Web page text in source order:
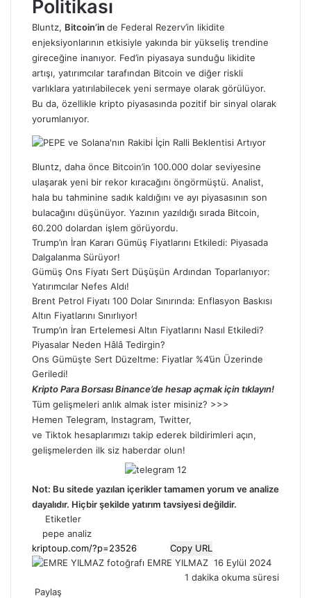
Politikası
Bluntz, Bitcoin’in de Federal Rezerv’in likidite
enjeksiyonlarının etkisiyle yakında bir yükseliş trendine
gireceğine inanıyor. Fed’in piyasaya sunduğu likidite
artışı, yatırımcılar tarafından Bitcoin ve diğer riskli
varlıklara yatırılabilecek yeni sermaye olarak görülüyor.
Bu da, özellikle kripto piyasasında pozitif bir sinyal olarak
yorumlanıyor.
Bluntz, daha önce Bitcoin’in 100.000 dolar seviyesine
ulaşarak yeni bir rekor kıracağını öngörmüştü. Analist,
hala bu tahminine sadık kaldığını ve ayı piyasasının son
bulacağını düşünüyor. Yazının yazıldığı sırada Bitcoin,
60.200 dolardan işlem görüyordu.
Trump’ın İran Kararı Gümüş Fiyatlarını Etkiledi: Piyasada
Dalgalanma Sürüyor!
Gümüş Ons Fiyatı Sert Düşüşün Ardından Toparlanıyor:
Yatırımcılar Nefes Aldı!
Brent Petrol Fiyatı 100 Dolar Sınırında: Enflasyon Baskısı
Altın Fiyatlarını Sınırlıyor!
Trump’ın İran Ertelemesi Altın Fiyatlarını Nasıl Etkiledi?
Piyasalar Neden Hâlâ Tedirgin?
Ons Gümüşte Sert Düzeltme: Fiyatlar %4’ün Üzerinde
Geriledi!
Kripto Para Borsası Binance’de hesap açmak için tıklayın!
Tüm gelişmeleri anlık almak ister misiniz? >>>
Hemen Telegram, Instagram, Twitter,
ve Tiktok hesaplarımızı takip ederek bildirimleri açın,
gelişmelerden ilk siz haberdar olun!
Not: Bu sitede yazılan içerikler tamamen yorum ve analize
dayalıdır. Hiçbir şekilde yatırım tavsiyesi değildir.
Etiketler
pepe analiz
Copy URL
EMRE YILMAZ Bir
e-
16 Eylül 2024
1 dakika okuma süresi
Paylaş